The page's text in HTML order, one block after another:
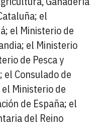
el
el Ministerio de
el Ministerio
de Pesca y
el Consulado de
el Ministerio de
de España; el
del Reino